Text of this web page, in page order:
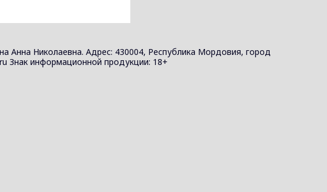
Анна Николаевна. Адрес: 430004, Республика Мордовия, город
Знак информационной продукции: 18+